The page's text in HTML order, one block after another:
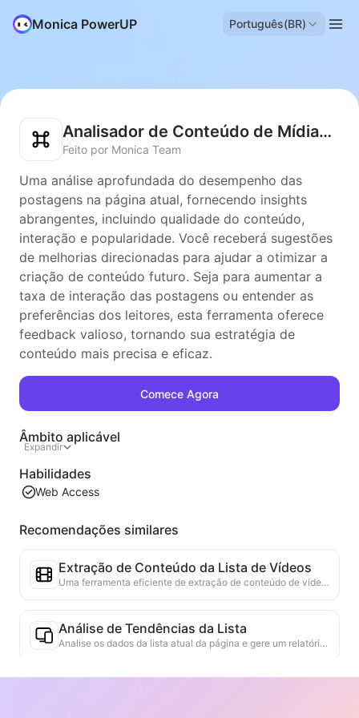
Monica PowerUP Português(BR)
Analisador de Conteúdo de Mídias Sociais
Feito por Monica Team
Uma análise aprofundada do desempenho das
postagens na página atual, fornecendo insights
abrangentes, incluindo qualidade do conteúdo,
interação e popularidade. Você receberá sugestões
de melhorias direcionadas para ajudar a otimizar a
criação de conteúdo futuro. Seja para aumentar a
taxa de interação das postagens ou entender as
preferências dos leitores, esta ferramenta oferece
feedback valioso, tornando sua estratégia de
conteúdo mais precisa e eficaz.
Comece Agora
Âmbito aplicável
Expandir
Habilidades
Web Access
Recomendações similares
Extração de Conteúdo da Lista de Vídeos
Uma ferramenta eficiente de extração de conteúdo de vídeo da web, capaz de escanear rapidamente páginas da web e organizar as informações de vídeo em uma tabela Markdown estruturada.
Análise de Tendências da Lista
Analise os dados da lista atual da página e gere um relatório de tendências. Identifique categorias populares, tipos de produtos em rápida ascensão e tecnologias emergentes. Forneça insights de mercado em tempo real para ajudá-lo a entender as últimas tendências de produtos e movimentos do mercado.